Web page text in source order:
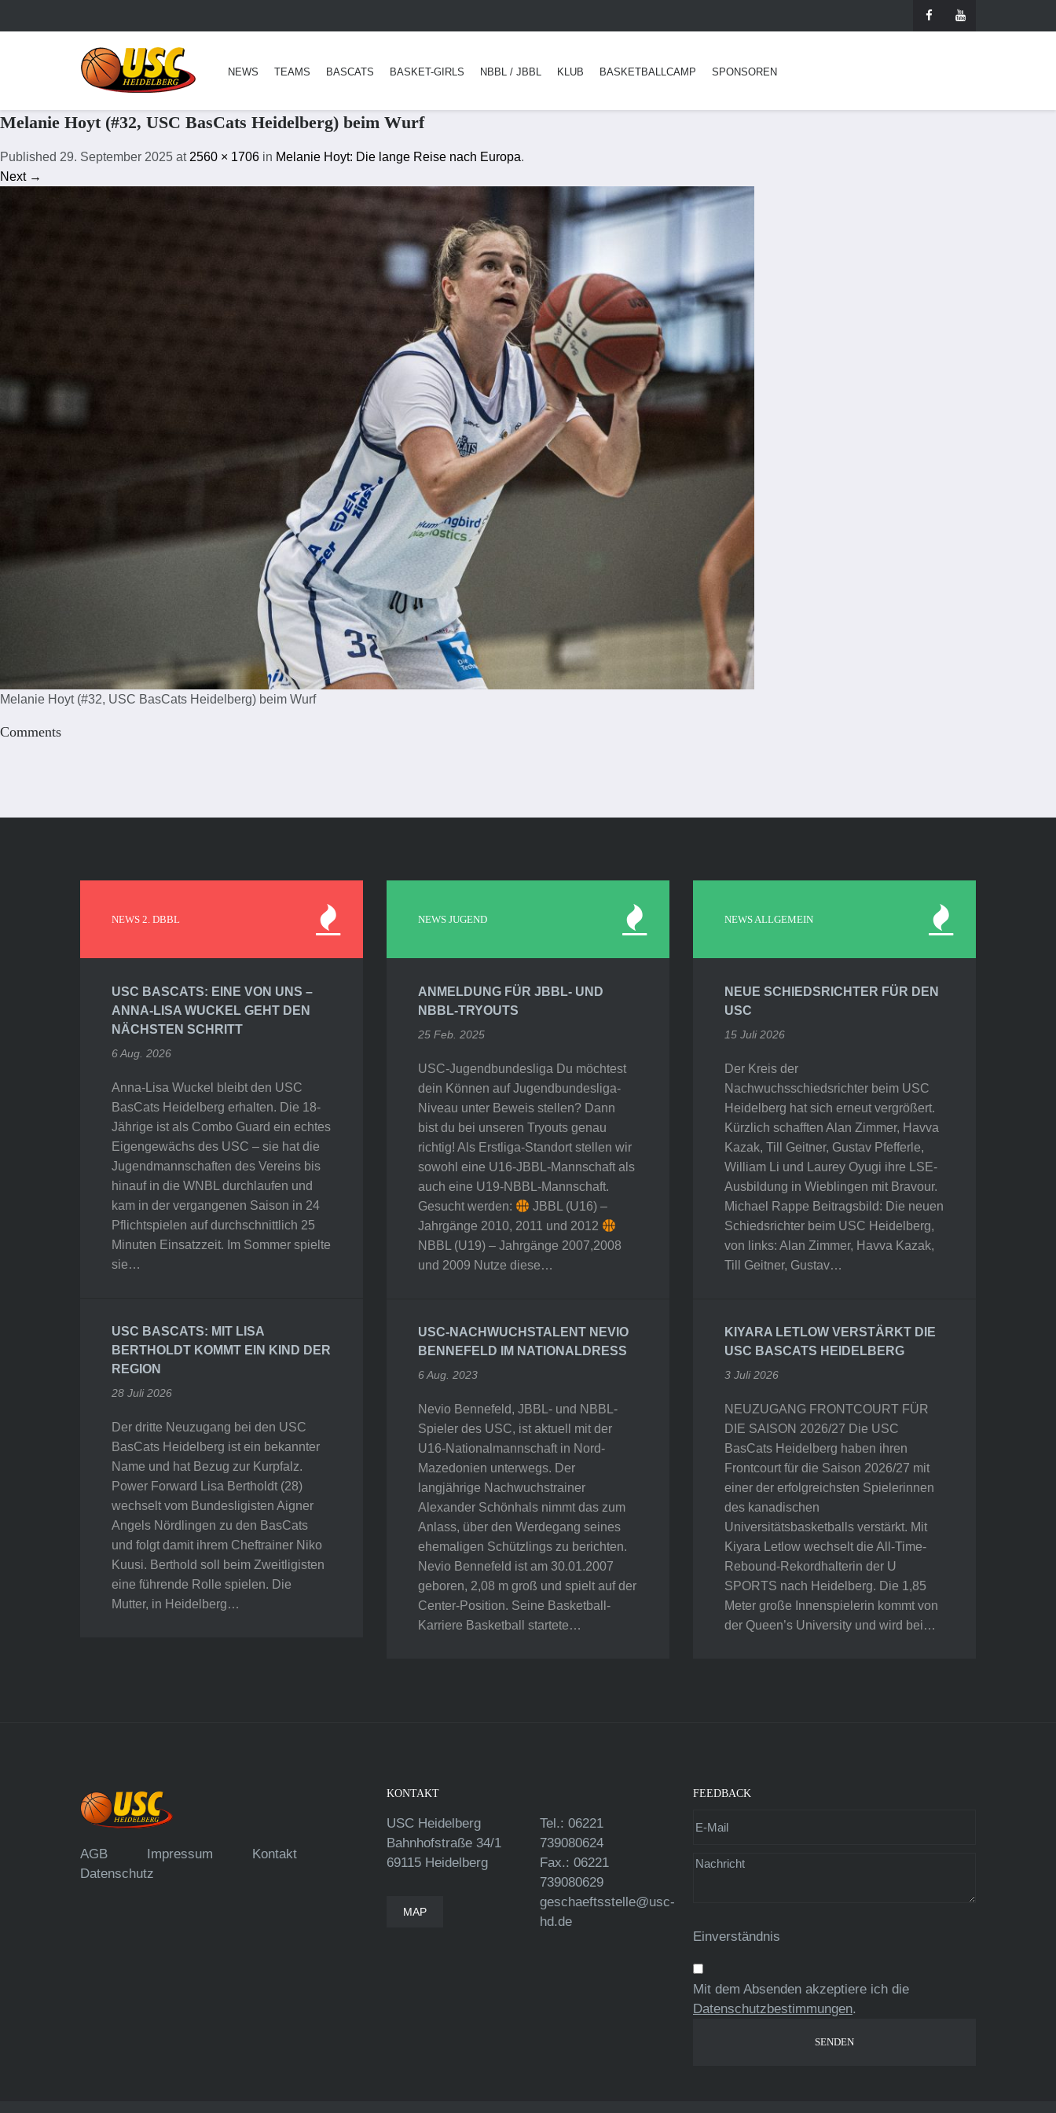
NEWS TEAMS BASCATS BASKET-GIRLS NBBL / JBBL KLUB BASKETBALLCAMP SPONSOREN
Melanie Hoyt (#32, USC BasCats Heidelberg) beim Wurf
Published 29. September 2025 at 2560 × 1706 in Melanie Hoyt: Die lange Reise nach Europa.
Next →
Melanie Hoyt (#32, USC BasCats Heidelberg) beim Wurf
Comments
NEWS 2. DBBL
USC BASCATS: EINE VON UNS –
ANNA-LISA WUCKEL GEHT DEN
NÄCHSTEN SCHRITT
6 Aug. 2026
Anna-Lisa Wuckel bleibt den USC
BasCats Heidelberg erhalten. Die 18-
Jährige ist als Combo Guard ein echtes
Eigengewächs des USC – sie hat die
Jugendmannschaften des Vereins bis
hinauf in die WNBL durchlaufen und
kam in der vergangenen Saison in 24
Pflichtspielen auf durchschnittlich 25
Minuten Einsatzzeit. Im Sommer spielte
sie…
USC BASCATS: MIT LISA
BERTHOLDT KOMMT EIN KIND DER
REGION
28 Juli 2026
Der dritte Neuzugang bei den USC
BasCats Heidelberg ist ein bekannter
Name und hat Bezug zur Kurpfalz.
Power Forward Lisa Bertholdt (28)
wechselt vom Bundesligisten Aigner
Angels Nördlingen zu den BasCats
und folgt damit ihrem Cheftrainer Niko
Kuusi. Berthold soll beim Zweitligisten
eine führende Rolle spielen. Die
Mutter, in Heidelberg…
NEWS JUGEND
ANMELDUNG FÜR JBBL- UND
NBBL-TRYOUTS
25 Feb. 2025
USC-Jugendbundesliga Du möchtest
dein Können auf Jugendbundesliga-
Niveau unter Beweis stellen? Dann
bist du bei unseren Tryouts genau
richtig! Als Erstliga-Standort stellen wir
sowohl eine U16-JBBL-Mannschaft als
auch eine U19-NBBL-Mannschaft.
Gesucht werden:
JBBL (U16) –
Jahrgänge 2010, 2011 und 2012
NBBL (U19) – Jahrgänge 2007,2008
und 2009 Nutze diese…
USC-NACHWUCHSTALENT NEVIO
BENNEFELD IM NATIONALDRESS
6 Aug. 2023
Nevio Bennefeld, JBBL- und NBBL-
Spieler des USC, ist aktuell mit der
U16-Nationalmannschaft in Nord-
Mazedonien unterwegs. Der
langjährige Nachwuchstrainer
Alexander Schönhals nimmt das zum
Anlass, über den Werdegang seines
ehemaligen Schützlings zu berichten.
Nevio Bennefeld ist am 30.01.2007
geboren, 2,08 m groß und spielt auf der
Center-Position. Seine Basketball-
Karriere Basketball startete…
NEWS ALLGEMEIN
NEUE SCHIEDSRICHTER FÜR DEN
USC
15 Juli 2026
Der Kreis der
Nachwuchsschiedsrichter beim USC
Heidelberg hat sich erneut vergrößert.
Kürzlich schafften Alan Zimmer, Havva
Kazak, Till Geitner, Gustav Pfefferle,
William Li und Laurey Oyugi ihre LSE-
Ausbildung in Wieblingen mit Bravour.
Michael Rappe Beitragsbild: Die neuen
Schiedsrichter beim USC Heidelberg,
von links: Alan Zimmer, Havva Kazak,
Till Geitner, Gustav…
KIYARA LETLOW VERSTÄRKT DIE
USC BASCATS HEIDELBERG
3 Juli 2026
NEUZUGANG FRONTCOURT FÜR
DIE SAISON 2026/27 Die USC
BasCats Heidelberg haben ihren
Frontcourt für die Saison 2026/27 mit
einer der erfolgreichsten Spielerinnen
des kanadischen
Universitätsbasketballs verstärkt. Mit
Kiyara Letlow wechselt die All-Time-
Rebound-Rekordhalterin der U
SPORTS nach Heidelberg. Die 1,85
Meter große Innenspielerin kommt von
der Queen’s University und wird bei…
AGB Impressum
Kontakt
Datenschutz
KONTAKT
USC Heidelberg
Bahnhofstraße 34/1
69115 Heidelberg
MAP
Tel.: 06221
739080624
Fax.: 06221
739080629
geschaeftsstelle@usc-
hd.de
FEEDBACK
Einverständnis
Mit dem Absenden akzeptiere ich die
Datenschutzbestimmungen.